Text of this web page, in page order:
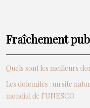
Fraîchement
Quels sont les meilleurs
Les dolomites : un site
mondial de l’UNESCO